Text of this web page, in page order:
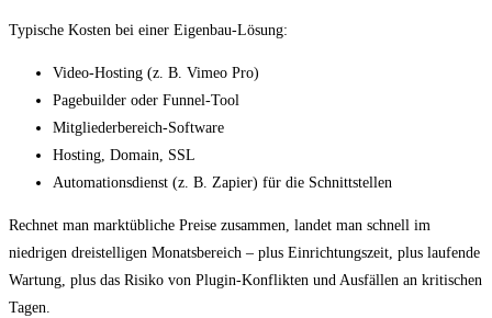
Typische Kosten bei einer Eigenbau-Lösung:
Video-Hosting (z. B. Vimeo Pro)
Pagebuilder oder Funnel-Tool
Mitgliederbereich-Software
Hosting, Domain, SSL
Automationsdienst (z. B. Zapier) für die Schnittstellen
Rechnet man marktübliche Preise zusammen, landet man schnell im
niedrigen dreistelligen Monatsbereich – plus Einrichtungszeit, plus laufende
Wartung, plus das Risiko von Plugin-Konflikten und Ausfällen an kritischen
Tagen.